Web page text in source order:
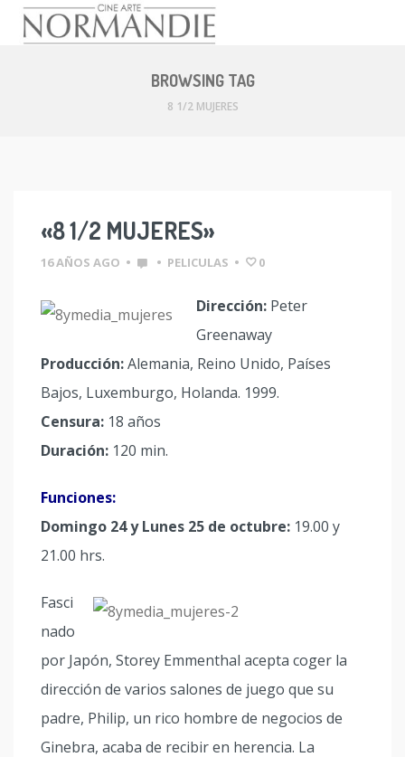
BROWSING TAG
8 1/2 MUJERES
«8 1/2 MUJERES»
16 AÑOS AGO • • PELICULAS • 0
Dirección: Peter
Greenaway
Producción:Alemania, Reino Unido, Países
Bajos, Luxemburgo, Holanda. 1999.
Censura: 18 años
Duración: 120 min.
Funciones:
Domingo 24 y Lunes 25 de octubre: 19.00 y
21.00 hrs.
Fasci
nado
por Japón, Storey Emmenthal acepta coger la
dirección de varios salones de juego que su
padre, Philip, un rico hombre de negocios de
Ginebra, acaba de recibir en herencia. La